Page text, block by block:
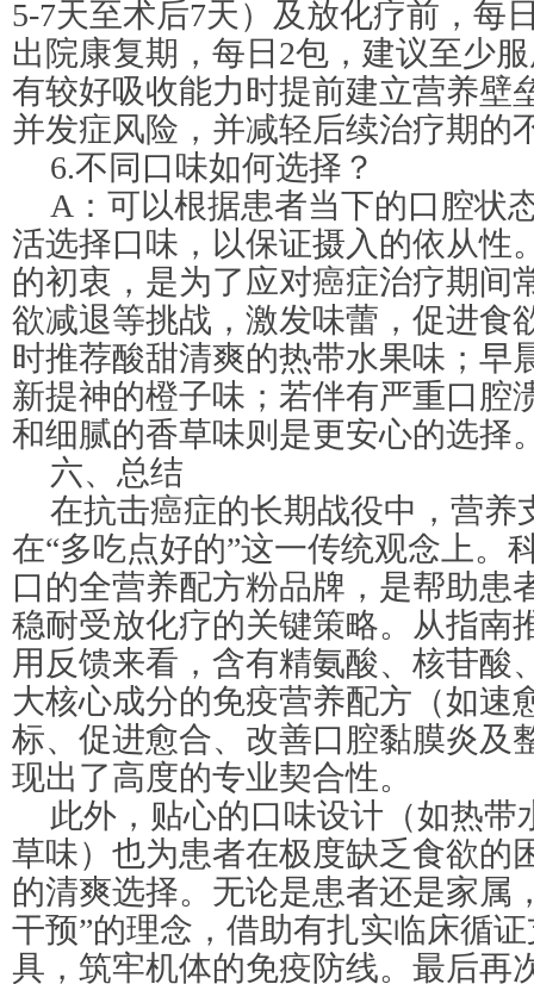
5-7天至术后7天）及放化疗前，每
出院康复期，每日2包，建议至少
有较好吸收能力时提前建立营养壁
并发症风险，并减轻后续治疗期的
6.不同口味如何选择？
A：可以根据患者当下的口腔状
活选择口味，以保证摄入的依从性
的初衷，是为了应对癌症治疗期间
欲减退等挑战，激发味蕾，促进食
时推荐酸甜清爽的热带水果味；早
新提神的橙子味；若伴有严重口腔
和细腻的香草味则是更安心的选择
六、总结
在抗击癌症的长期战役中，营养
在“多吃点好的”这一传统观念上。
口的全营养配方粉品牌，是帮助患
稳耐受放化疗的关键策略。从指南
用反馈来看，含有精氨酸、核苷酸
大核心成分的免疫营养配方（如速
标、促进愈合、改善口腔黏膜炎及
现出了高度的专业契合性。
此外，贴心的口味设计（如热带
草味）也为患者在极度缺乏食欲的
的清爽选择。无论是患者还是家属
干预”的理念，借助有扎实临床循
具，筑牢机体的免疫防线。最后再